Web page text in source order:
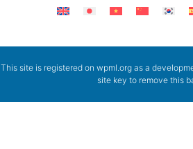
This site is registered on wpml.org as a
site key to remove this